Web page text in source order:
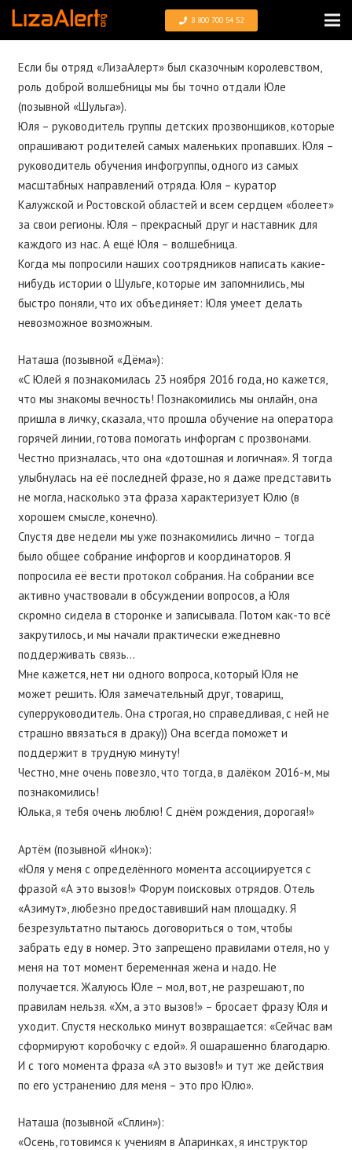
8 800 700 54 52
Если бы отряд «ЛизаАлерт» был сказочным королевством,
роль доброй волшебницы мы бы точно отдали Юле
(позывной «Шульга»).
Юля – руководитель группы детских прозвонщиков, которые
опрашивают родителей самых маленьких пропавших. Юля –
руководитель обучения инфогруппы, одного из самых
масштабных направлений отряда. Юля – куратор
Калужской и Ростовской областей и всем сердцем «болеет»
за свои регионы. Юля – прекрасный друг и наставник для
каждого из нас. А ещё Юля – волшебница.
Когда мы попросили наших соотрядников написать какие-
нибудь истории о Шульге, которые им запомнились, мы
быстро поняли, что их объединяет: Юля умеет делать
невозможное возможным.
Наташа (позывной «Дёма»):
«С Юлей я познакомилась 23 ноября 2016 года, но кажется,
что мы знакомы вечность! Познакомились мы онлайн, она
пришла в личку, сказала, что прошла обучение на оператора
горячей линии, готова помогать инфоргам с прозвонами.
Честно призналась, что она «дотошная и логичная». Я тогда
улыбнулась на её последней фразе, но я даже представить
не могла, насколько эта фраза характеризует Юлю (в
хорошем смысле, конечно).
Спустя две недели мы уже познакомились лично – тогда
было общее собрание инфоргов и координаторов. Я
попросила её вести протокол собрания. На собрании все
активно участвовали в обсуждении вопросов, а Юля
скромно сидела в сторонке и записывала. Потом как-то всё
закрутилось, и мы начали практически ежедневно
поддерживать связь…
Мне кажется, нет ни одного вопроса, который Юля не
может решить. Юля замечательный друг, товарищ,
суперруководитель. Она строгая, но справедливая, с ней не
страшно ввязаться в драку)) Она всегда поможет и
поддержит в трудную минуту!
Честно, мне очень повезло, что тогда, в далёком 2016-м, мы
познакомились!
Юлька, я тебя очень люблю! С днём рождения, дорогая!»
Артём (позывной «Инок»):
«Юля у меня с определённого момента ассоциируется с
фразой «А это вызов!» Форум поисковых отрядов. Отель
«Азимут», любезно предоставивший нам площадку. Я
безрезультатно пытаюсь договориться о том, чтобы
забрать еду в номер. Это запрещено правилами отеля, но у
меня на тот момент беременная жена и надо. Не
получается. Жалуюсь Юле – мол, вот, не разрешают, по
правилам нельзя. «Хм, а это вызов!» – бросает фразу Юля и
уходит. Спустя несколько минут возвращается: «Сейчас вам
сформируют коробочку с едой». Я ошарашенно благодарю.
И с того момента фраза «А это вызов!» и тут же действия
по его устранению для меня – это про Юлю».
Наташа (позывной «Сплин»):
«Осень, готовимся к учениям в Апаринках, я инструктор